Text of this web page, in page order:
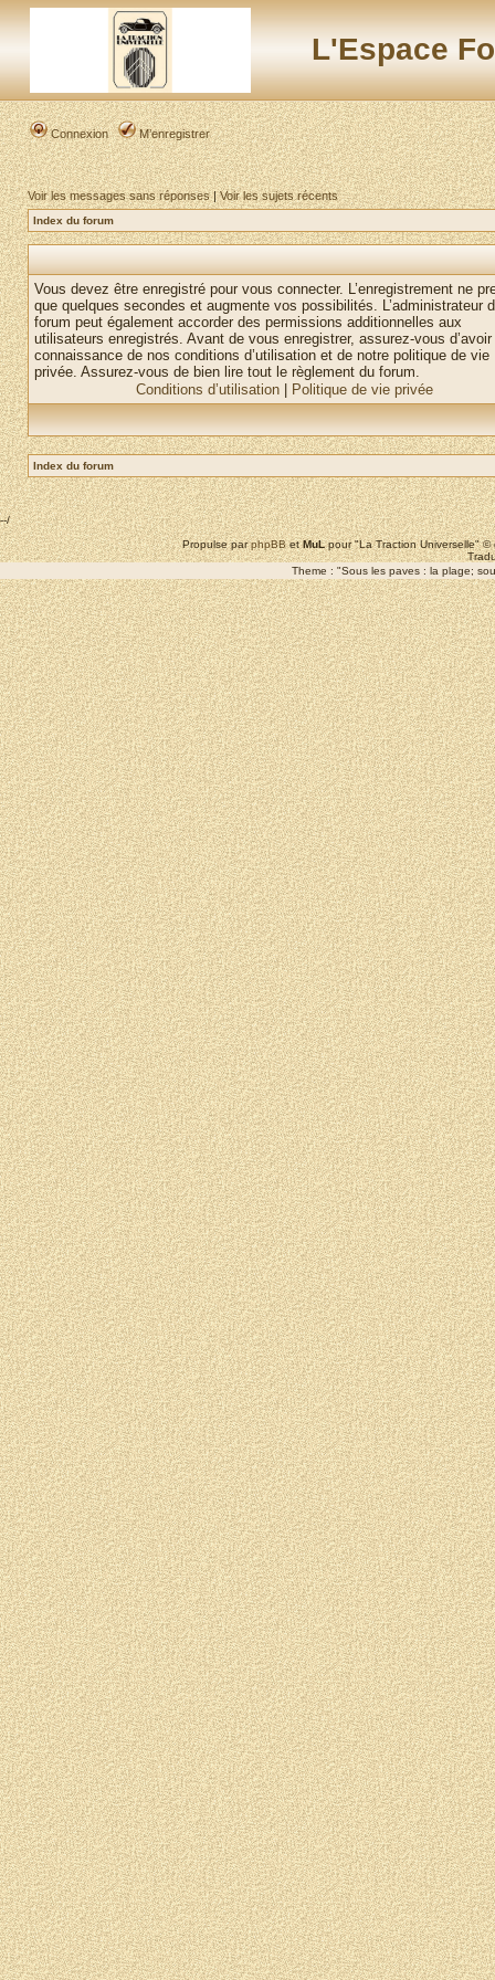
L'Espace
Connexion M’enregistrer
Voir les messages sans réponses|Voir les sujets récents
Index du forum
Vous devez être enregistré pour vous connecter. L’enregistrement ne
que quelques secondes et augmente vos possibilités. L’administrateur
forum peut également accorder des permissions additionnelles aux
utilisateurs enregistrés. Avant de vous enregistrer, assurez-vous
connaissance de nos conditions d’utilisation et de notre politique de vie
privée. Assurez-vous de bien lire tout le règlement du forum.
Conditions d’utilisation
Politique de vie privée
Index du forum
--/
Propulse parphpBBetMuLpour "La Traction Universelle"
Theme : "Sous les paves : la plage;